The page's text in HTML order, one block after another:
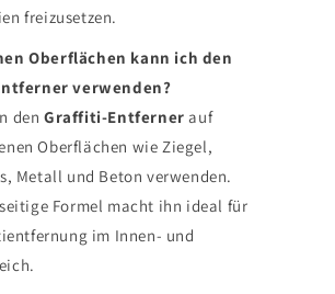
freizusetzen.
Oberflächen kann ich den
verwenden?
den Graffiti-Entferner auf
Oberflächen wie Ziegel,
Metall und Beton verwenden.
Formel macht ihn ideal für
im Innen- und